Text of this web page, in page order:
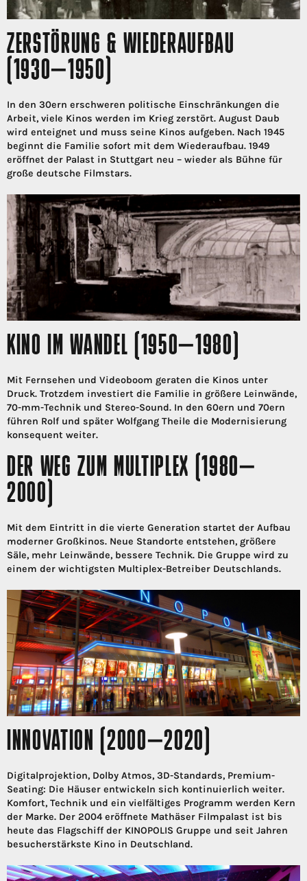
ZERSTÖRUNG & WIEDERAUFBAU
(1930–1950)
In den 30ern erschweren politische Einschränkungen die
Arbeit, viele Kinos werden im Krieg zerstört. August Daub
wird enteignet und muss seine Kinos aufgeben. Nach 1945
beginnt die Familie sofort mit dem Wiederaufbau. 1949
eröffnet der Palast in Stuttgart neu – wieder als Bühne für
große deutsche Filmstars.
KINO IM WANDEL (1950–1980)
Mit Fernsehen und Videoboom geraten die Kinos unter
Druck. Trotzdem investiert die Familie in größere Leinwände,
70-mm-Technik und Stereo-Sound. In den 60ern und 70ern
führen Rolf und später Wolfgang Theile die Modernisierung
konsequent weiter.
DER WEG ZUM MULTIPLEX (1980–
2000)
Mit dem Eintritt in die vierte Generation startet der Aufbau
moderner Großkinos. Neue Standorte entstehen, größere
Säle, mehr Leinwände, bessere Technik. Die Gruppe wird zu
einem der wichtigsten Multiplex-Betreiber Deutschlands.
INNOVATION (2000–2020)
Digitalprojektion, Dolby Atmos, 3D-Standards, Premium-
Seating: Die Häuser entwickeln sich kontinuierlich weiter.
Komfort, Technik und ein vielfältiges Programm werden Kern
der Marke. Der 2004 eröffnete Mathäser Filmpalast ist bis
heute das Flagschiff der KINOPOLIS Gruppe und seit Jahren
besucherstärkste Kino in Deutschland.